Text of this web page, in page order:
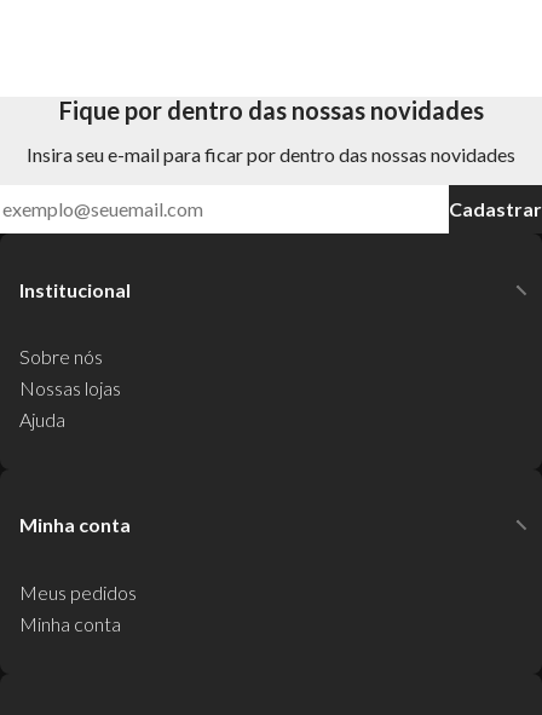
Fique por dentro das nossas novidades
Insira seu e-mail para ficar por dentro das nossas novidades
Cadastrar
Institucional
Sobre nós
Nossas lojas
Ajuda
Minha conta
Meus pedidos
Minha conta